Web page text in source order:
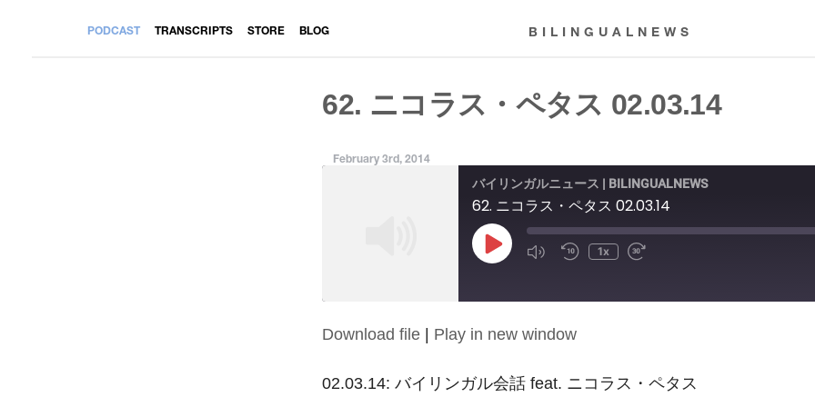
PODCAST TRANSCRIPTS STORE BLOG BILINGUALNEWS
62. ニコラス・ペタス 02.03.14
February 3rd, 2014
バイリンガルニュース | BILINGUALNEWS
62. ニコラス・ペタス 02.03.14
Play
Episode
1x
SHARE
LINK
Download file | Play in new window
02.03.14: バイリンガル会話 feat. ニコラス・ペタス